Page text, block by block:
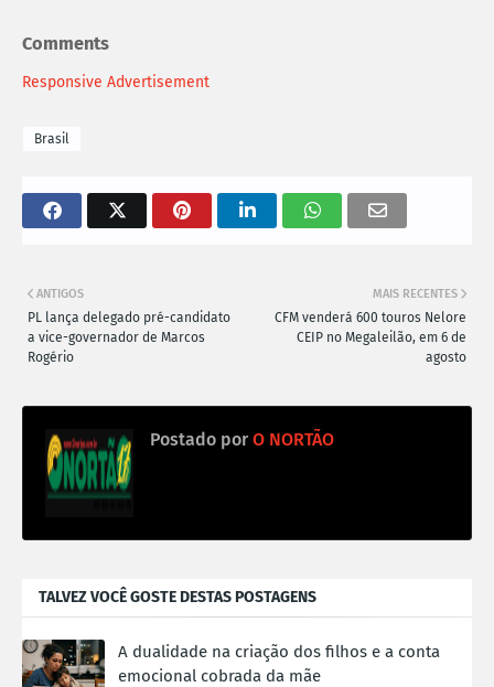
Comments
Responsive Advertisement
Brasil
MAIS RECENTES
CFM venderá 600 touros Nelore
CEIP no Megaleilão, em 6 de
agosto
ANTIGOS
PL lança delegado pré-candidato
a vice-governador de Marcos
Rogério
Postado por O NORTÃO
TALVEZ VOCÊ GOSTE DESTAS POSTAGENS
A dualidade na criação dos filhos e a conta
emocional cobrada da mãe